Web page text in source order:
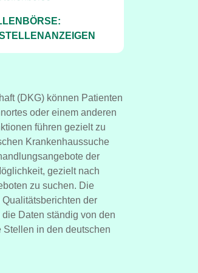
(DKG) können Patienten
oder einem anderen
führen gezielt zu
Krankenhaussuche
der
gezielt nach
zu suchen. Die
der
Daten ständig von den
in den deutschen